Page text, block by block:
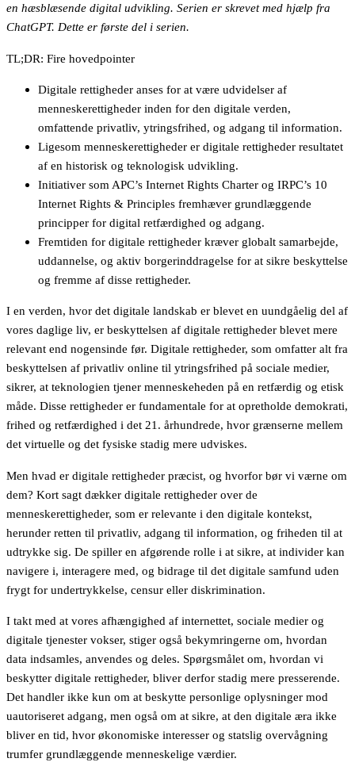
en hæsblæsende digital udvikling. Serien er skrevet med hjælp fra
ChatGPT. Dette er første del i serien.
TL;DR: Fire hovedpointer
Digitale rettigheder anses for at være udvidelser af
menneskerettigheder inden for den digitale verden,
omfattende privatliv, ytringsfrihed, og adgang til information.
Ligesom menneskerettigheder er digitale rettigheder resultatet
af en historisk og teknologisk udvikling.
Initiativer som APC’s Internet Rights Charter og IRPC’s 10
Internet Rights & Principles fremhæver grundlæggende
principper for digital retfærdighed og adgang.
Fremtiden for digitale rettigheder kræver globalt samarbejde,
uddannelse, og aktiv borgerinddragelse for at sikre beskyttelse
og fremme af disse rettigheder.
I en verden, hvor det digitale landskab er blevet en uundgåelig del af
vores daglige liv, er beskyttelsen af digitale rettigheder blevet mere
relevant end nogensinde før. Digitale rettigheder, som omfatter alt fra
beskyttelsen af privatliv online til ytringsfrihed på sociale medier,
sikrer, at teknologien tjener menneskeheden på en retfærdig og etisk
måde. Disse rettigheder er fundamentale for at opretholde demokrati,
frihed og retfærdighed i det 21. århundrede, hvor grænserne mellem
det virtuelle og det fysiske stadig mere udviskes.
Men hvad er digitale rettigheder præcist, og hvorfor bør vi værne om
dem? Kort sagt dækker digitale rettigheder over de
menneskerettigheder, som er relevante i den digitale kontekst,
herunder retten til privatliv, adgang til information, og friheden til at
udtrykke sig. De spiller en afgørende rolle i at sikre, at individer kan
navigere i, interagere med, og bidrage til det digitale samfund uden
frygt for undertrykkelse, censur eller diskrimination.
I takt med at vores afhængighed af internettet, sociale medier og
digitale tjenester vokser, stiger også bekymringerne om, hvordan
data indsamles, anvendes og deles. Spørgsmålet om, hvordan vi
beskytter digitale rettigheder, bliver derfor stadig mere presserende.
Det handler ikke kun om at beskytte personlige oplysninger mod
uautoriseret adgang, men også om at sikre, at den digitale æra ikke
bliver en tid, hvor økonomiske interesser og statslig overvågning
trumfer grundlæggende menneskelige værdier.